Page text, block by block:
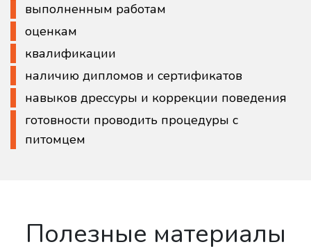
выполненным работам
оценкам
квалификации
наличию дипломов и сертификатов
навыков дрессуры и коррекции поведения
готовности проводить процедуры с
питомцем
Полезные материалы